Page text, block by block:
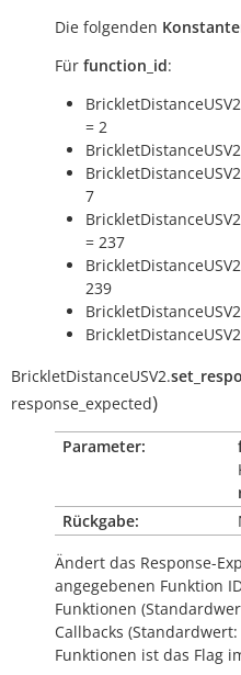
Die folgenden
Für function_id:
= 2
7
= 237
239
BrickletDistanceUSV2.
response_expected)
Parameter:
Rückgabe:
Ändert das Response-
angegebenen Funktion
Funktionen
Callbacks (Standardwert:
Funktionen ist das Flag